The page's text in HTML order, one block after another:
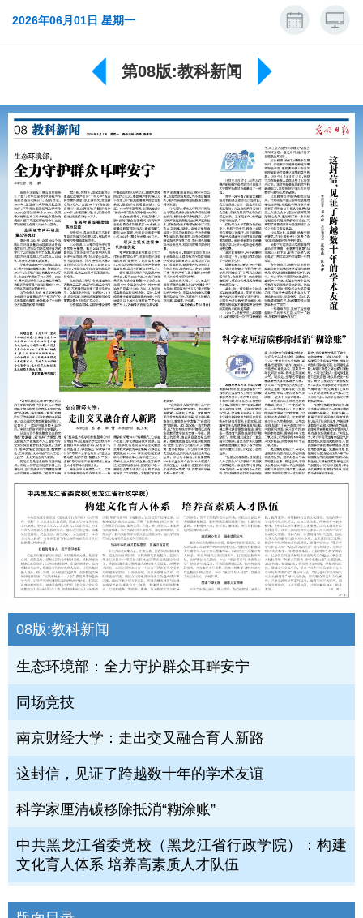
2026年06月01日 星期一
第08版:教科新闻
08版:教科新闻
生态环境部：全力守护群众耳畔安宁
同场竞技
南京财经大学：走出交叉融合育人新路
这封信，见证了跨越数十年的学术友谊
科学家厘清碳移除抵消“糊涂账”
中共黑龙江省委党校（黑龙江省行政学院）：构建
文化育人体系 培养高素质人才队伍